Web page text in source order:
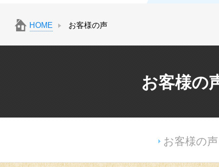
HOME お客様の声
お客様の
お客様の声